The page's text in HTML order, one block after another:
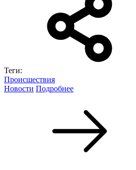
Теги:
Происшествия
Новости Подробнее